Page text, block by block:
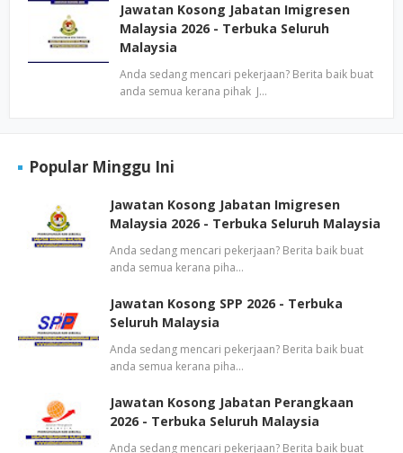
Jawatan Kosong Jabatan Imigresen
Malaysia 2026 - Terbuka Seluruh
Malaysia
Anda sedang mencari pekerjaan? Berita baik buat
anda semua kerana pihak J…
Popular Minggu Ini
Jawatan Kosong Jabatan Imigresen
Malaysia 2026 - Terbuka Seluruh Malaysia
Anda sedang mencari pekerjaan? Berita baik buat
anda semua kerana piha…
Jawatan Kosong SPP 2026 - Terbuka
Seluruh Malaysia
Anda sedang mencari pekerjaan? Berita baik buat
anda semua kerana piha…
Jawatan Kosong Jabatan Perangkaan
2026 - Terbuka Seluruh Malaysia
Anda sedang mencari pekerjaan? Berita baik buat